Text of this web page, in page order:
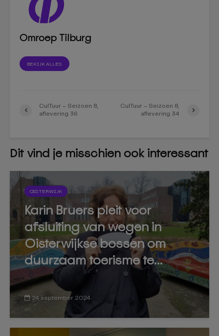
Omroep Tilburg
BEKIJK ALLES
CulTuur – Seizoen 8,
aflevering 36
CulTuur – Seizoen 8,
aflevering 34
Dit vind je misschien ook interessant
OISTERWIJK
Karin Bruers pleit voor
afsluiting van wegen in
Oisterwijkse bossen om
duurzaam toerisme te...
24 september 2024